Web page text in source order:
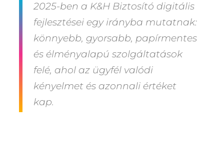
2025-ben a K&H Biztosító digitális
fejlesztései egy irányba mutatnak:
könnyebb, gyorsabb, papírmentes
és élményalapú szolgáltatások
felé, ahol az ügyfél valódi
kényelmet és azonnali értéket
kap.